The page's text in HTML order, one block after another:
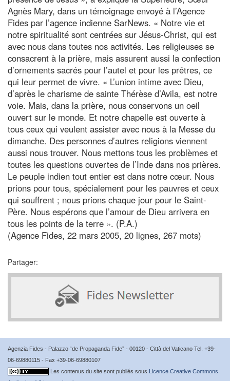
Agnès Mary, dans un témoignage envoyé à l’Agence
Fides par l’agence indienne SarNews. « Notre vie et
notre spiritualité sont centrées sur Jésus-Christ, qui est
avec nous dans toutes nos activités. Les religieuses se
consacrent à la prière, mais assurent aussi la confection
d’ornements sacrés pour l’autel et pour les prêtres, ce
qui leur permet de vivre. « L’union intime avec Dieu,
d’après le charisme de sainte Thérèse d’Avila, est notre
voie. Mais, dans la prière, nous conservons un oeil
ouvert sur le monde. Et notre chapelle est ouverte à
tous ceux qui veulent assister avec nous à la Messe du
dimanche. Des personnes d’autres religions viennent
aussi nous trouver. Nous mettons tous les problèmes et
toutes les questions ouvertes de l’Inde dans nos prières.
Le peuple indien tout entier est dans notre cœur. Nous
prions pour tous, spécialement pour les pauvres et ceux
qui souffrent ; nous prions chaque jour pour le Saint-
Père. Nous espérons que l’amour de Dieu arrivera en
tous les points de la terre ». (P.A.)
(Agence Fides, 22 mars 2005, 20 lignes, 267 mots)
Partager:
Agenzia Fides - Palazzo “de Propaganda Fide” - 00120 - Città del Vaticano Tel. +39-
06-69880115 - Fax +39-06-69880107
Les contenus du site sont publiés sous Licence Creative Commons